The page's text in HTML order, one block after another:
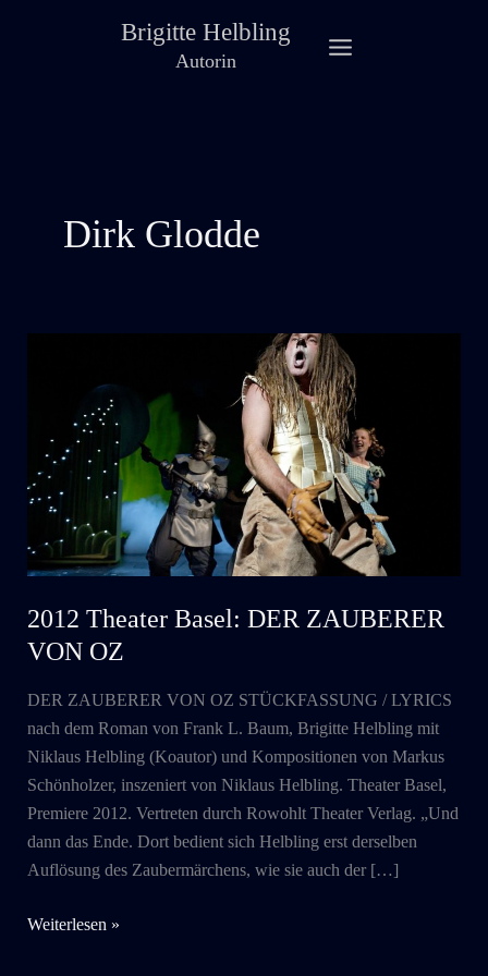
Brigitte Helbling
Autorin
Dirk Glodde
2012 Theater Basel: DER ZAUBERER
VON OZ
DER ZAUBERER VON OZ STÜCKFASSUNG / LYRICS
nach dem Roman von Frank L. Baum, Brigitte Helbling mit
Niklaus Helbling (Koautor) und Kompositionen von Markus
Schönholzer, inszeniert von Niklaus Helbling. Theater Basel,
Premiere 2012. Vertreten durch Rowohlt Theater Verlag. „Und
dann das Ende. Dort bedient sich Helbling erst derselben
Auflösung des Zaubermärchens, wie sie auch der […]
2012
Weiterlesen »